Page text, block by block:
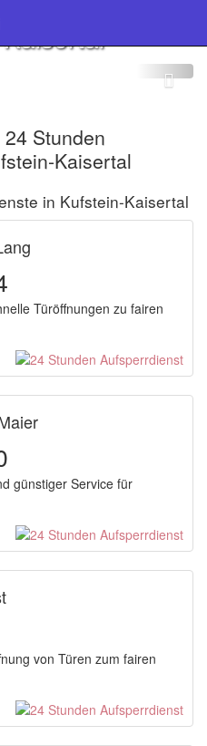
Stunden
Kaisertal
in Kufstein-Kaisertal
Türöffnungen zu fairen
günstiger Service für
von Türen zum fairen